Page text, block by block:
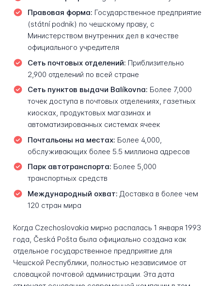
Правовая форма: Государственное предприятие
(státní podnik) по чешскому праву, с
Министерством внутренних дел в качестве
официального учредителя
Сеть почтовых отделений: Приблизительно
2,900 отделений по всей стране
Сеть пунктов выдачи Balíkovna: Более 7,000
точек доступа в почтовых отделениях, газетных
киосках, продуктовых магазинах и
автоматизированных системах ячеек
Почтальоны на местах: Более 4,000,
обслуживающих более 5.5 миллиона адресов
Парк автотранспорта: Более 5,000
транспортных средств
Международный охват: Доставка в более чем
120 стран мира
Когда Czechoslovakia мирно распалась 1 января 1993
года, Česká Pošta была официально создана как
отдельное государственное предприятие для
Чешской Республики, полностью независимое от
словацкой почтовой администрации. Эта дата